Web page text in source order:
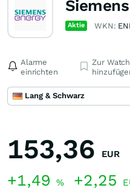
Aktie WKN:
Alarme
einrichten
Zur
Lang & Schwarz
153,36 EUR
+1,49 % +2,25